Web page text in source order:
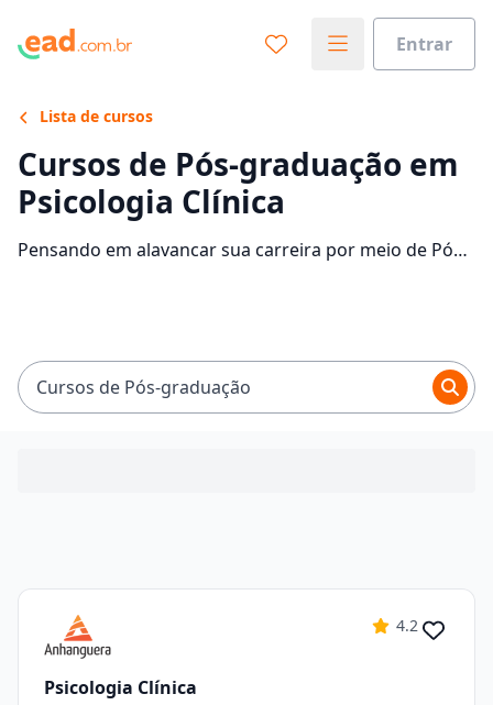
Entrar
Lista de cursos
Cursos de Pós-graduação em
Psicologia Clínica
Pensando em alavancar sua carreira por meio de Pós-
Cursos de Pós-graduação
4.2
Psicologia Clínica